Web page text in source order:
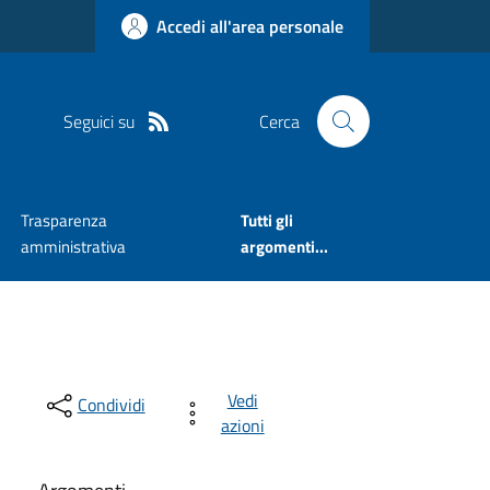
Accedi all'area personale
Seguici su Cerca
Trasparenza
amministrativa
Tutti gli
argomenti...
Condividi
Vedi
azioni